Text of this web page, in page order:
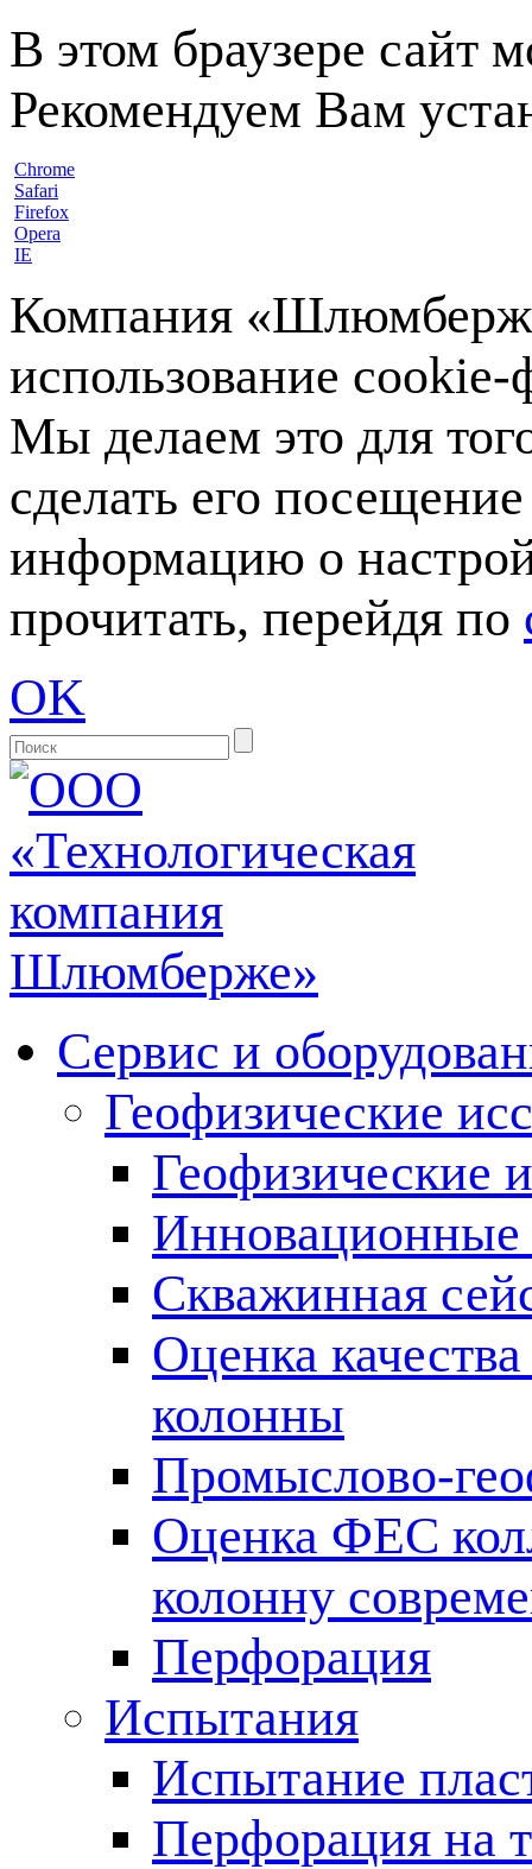
В этом браузере сайт
Рекомендуем Вам
Chrome
Safari
Firefox
Opera
IE
Компания
использование
Мы делаем это для
сделать его
информацию о
прочитать, перейдя по
OK
Сервис и
Геофизические
Геофизические
Инновационные
Скважинная
Оценка
колонны
Промыслово-
Оценка ФЕС
колонну
Перфорация
Испытания
Испытание
Перфорация на